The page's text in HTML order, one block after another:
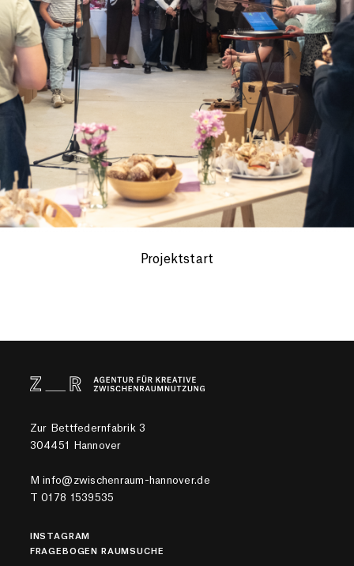
Projektstart
Zur Bettfedernfabrik 3
304451 Hannover
Minfo@zwischenraum-hannover.de
T0178 1539535
INSTAGRAM
FRAGEBOGEN RAUMSUCHE